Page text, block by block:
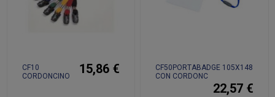
CF10
CORDONCINO
15,86 €
CF50PORTABADGE 105X148
CON CORDONC
22,57 €